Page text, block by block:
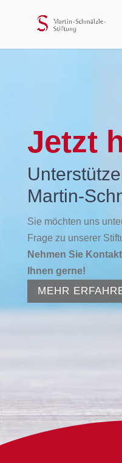
Jetzt
Martin-
Sie möchten uns
Frage zu unserer
Nehmen Sie
Ihnen gerne!
MEHR